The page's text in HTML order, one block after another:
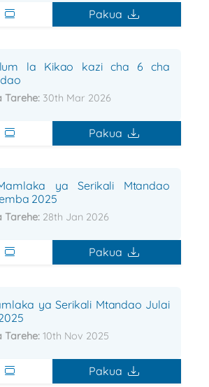
Pakua
la Kikao kazi cha 6 cha
Tarehe: 30th Mar 2026
Pakua
ya Serikali Mtandao
2025
Tarehe: 28th Jan 2026
Pakua
ya Serikali Mtandao Julai
Tarehe: 10th Nov 2025
Pakua